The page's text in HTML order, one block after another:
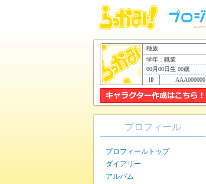
種族
学年：職業
00月00日生 00歳
AAA000000
プロフィール
プロフィールトップ
ダイアリー
アルバム